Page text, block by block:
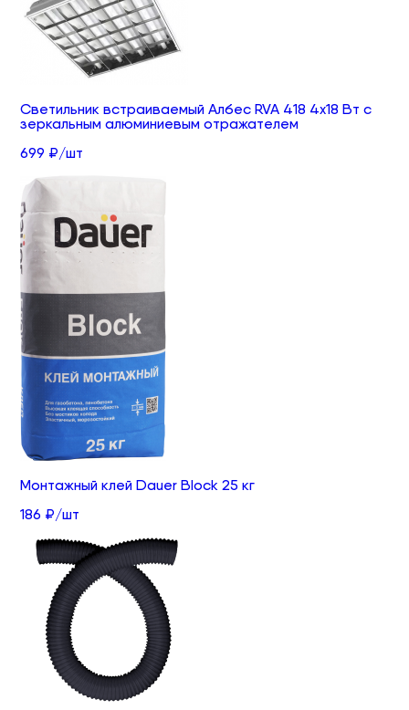
Светильник встраиваемый Албес RVA 418 4х18 Вт с
зеркальным алюминиевым отражателем
699 ₽/шт
Монтажный клей Dauer Block 25 кг
186 ₽/шт